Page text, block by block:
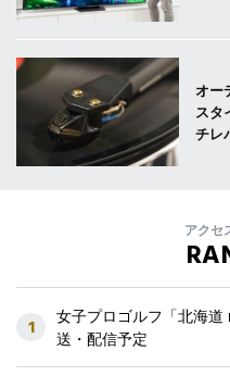
オー
スタ
チレ
アクセ
1
女子プロゴルフ「北海
送・配信予定